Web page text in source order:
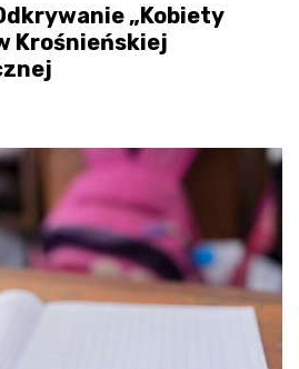
„Kobiety
Krośnieńskiej